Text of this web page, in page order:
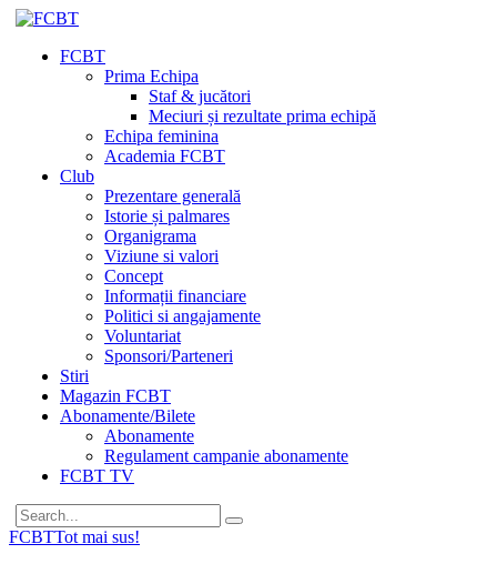
FCBT
Prima Echipa
Staf & jucători
Meciuri și rezultate prima echipă
Echipa feminina
Academia FCBT
Club
Prezentare generală
Istorie și palmares
Organigrama
Viziune si valori
Concept
Informații financiare
Politici si angajamente
Voluntariat
Sponsori/Parteneri
Stiri
Magazin FCBT
Abonamente/Bilete
Abonamente
Regulament campanie abonamente
FCBT TV
FCBTTot mai sus!